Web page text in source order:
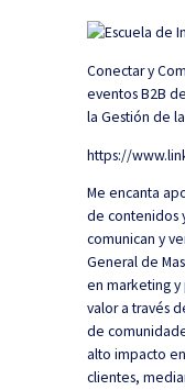
Conectar y
eventos B2B
la Gestión de
https://
Me encanta
de contenidos
comunican y
General de
en marketing
valor a través
de
alto impacto
clientes,